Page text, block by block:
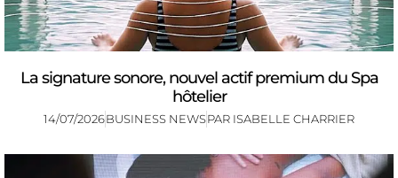
La signature sonore, nouvel actif premium du Spa
hôtelier
14/07/2026BUSINESS NEWSPAR ISABELLE CHARRIER